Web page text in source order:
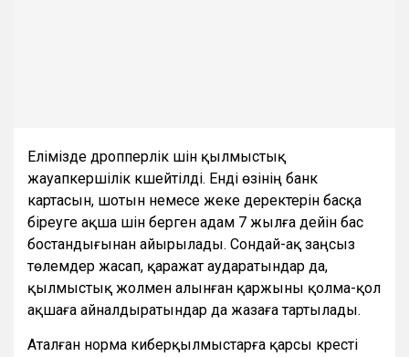
Елімізде дропперлік үшін қылмыстық
жауапкершілік күшейтілді. Енді өзінің банк
картасын, шотын немесе жеке деректерін басқа
біреуге ақша үшін берген адам 7 жылға дейін бас
бостандығынан айырылады. Сондай-ақ заңсыз
төлемдер жасап, қаражат аударатындар да,
қылмыстық жолмен алынған қаржыны қолма-қол
ақшаға айналдыратындар да жазаға тартылады.
Аталған норма киберқылмыстарға қарсы күресті